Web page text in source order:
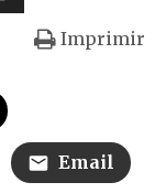
Imprimir
Email